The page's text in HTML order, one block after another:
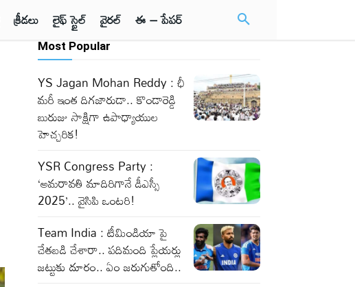
క్రీడలు లైఫ్ స్టైల్ వైరల్ ఈ – పేపర్
Most Popular
YS Jagan Mohan Reddy : ఛీ
మరీ ఇంత దిగజారుడా.. కొండారెడ్డి
బురుజు సాక్షిగా ఉపాధ్యాయుల
హెచ్చరిక!
YSR Congress Party :
‘అమరావతి మాదిరిగానే డీఎస్సీ
2025’.. వైసిపి ఒంటరి!
Team India : టీమిండియా పై
చేతబడి చేశారా.. పదిమంది ప్లేయర్లు
జట్టుకు దూరం.. ఏం జరుగుతోంది..